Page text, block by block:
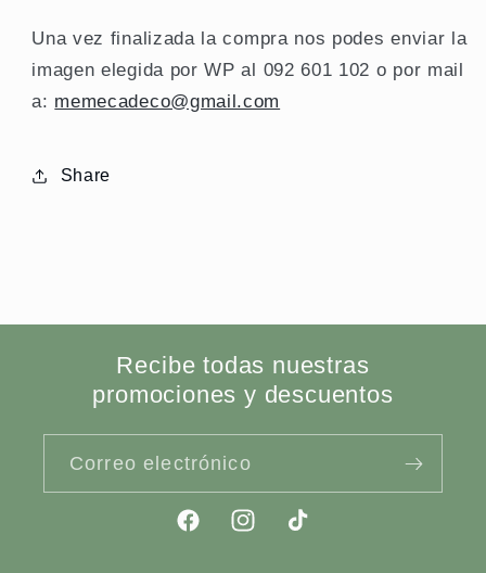
Una vez finalizada la compra nos podes enviar la
imagen elegida por WP al 092 601 102 o por mail
a: memecadeco@gmail.com
Share
Recibe todas nuestras
promociones y descuentos
Correo electrónico
FacebookInstagramTikTok